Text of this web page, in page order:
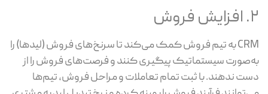
۲. افزایش فروش
CRM به تیم فروش کمک می‌کند تا سرنخ‌های فروش (لیدها) را
به‌صورت سیستماتیک پیگیری کنند و فرصت‌های فروش را از
دست ندهند. با ثبت تمام تعاملات و مراحل فروش، تیم‌ها